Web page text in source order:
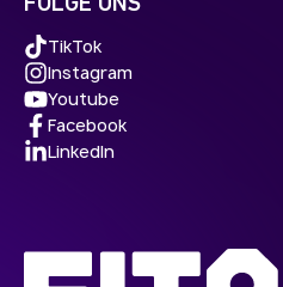
TikTok
Instagram
Youtube
Facebook
LinkedIn